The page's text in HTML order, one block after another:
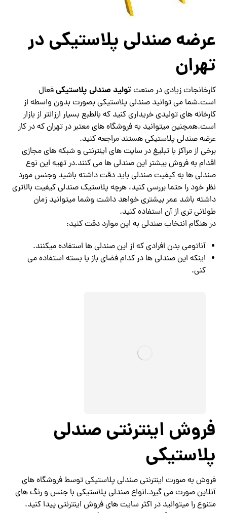
عرضه صندلی پلاستیکی در
تهران
کارخانجات زیادی در صنعتتولید صندلی پلاستیکیفعال
است.شما می توانید صندلی پلاستیکی بصورت بدون واسطه از
کارخانه های تولیدی خریداری کنید که بالطبع بسیار ارزانتر از بازار
است.همچنین میتوانید به فروشگاه های معتبر در تهران که در کار
عرضه صندلی پلاستیکی هستند مراجعه کنید.
برخی از مراکز با تبلیغ در سایت های اینترنتی و شبکه های مجازی
اقدام به فروش بیشتر این صندلی ها می کنند.در تهیه این نوع
صندلی ها به کیفیت صندلی باید دقت داشته باشید وجنس مورد
نظر خود را حتما بررسی کنید، هرچه پلاستیک صندلی کیفیت بالاتری
داشته باشد عمر بیشتری خواهد داشت وشما میتوانید زمان
طولانی تری از آن استفاده کنید.
در هنگام انتخاب صندلی به این موارد دقت کنید:
آناتومی بدن افرادی که از این صندلی ها استفاده میکنند.
اینکه این صندلی ها در کدام فضای باز یا بسته استفاده می
کنی.
فروش اینترنتی صندلی
پلاستیکی
فروش به صورت اینترنتی صندلی پلاستیکی توسط فروشگاه های
آنلاین صورت می گیرد.انواع صندلی پلاستیکی با جنس و رنگ های
متنوع را میتوانید در اکثر سایت های فروش اینترنتی پیدا کنید.